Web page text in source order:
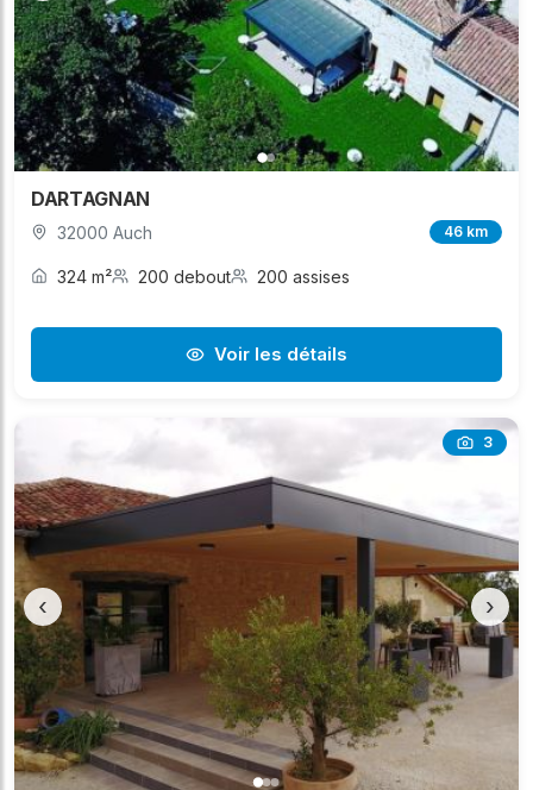
DARTAGNAN
32000 Auch 46 km
324 m² 200 debout 200 assises
Voir les détails
3
‹ ›